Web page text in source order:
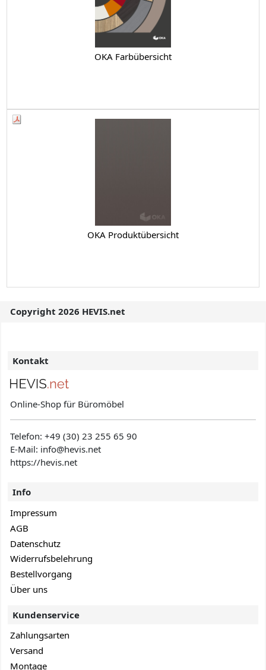
OKA Farbübersicht
OKA Produktübersicht
Copyright 2026 HEVIS.net
Kontakt
Online-Shop für Büromöbel
Telefon:+49 (30) 23 255 65 90
E-Mail: info@hevis.net
https://hevis.net
Info
Impressum
AGB
Datenschutz
Widerrufsbelehrung
Bestellvorgang
Über uns
Kundenservice
Zahlungsarten
Versand
Montage